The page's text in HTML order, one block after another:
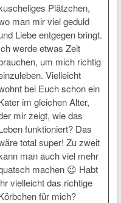
Plätzchen,
man mir viel geduld
Liebe entgegen bringt.
werde etwas Zeit
um mich richtig
Vielleicht
bei Euch schon ein
im gleichen Alter,
mir zeigt, wie das
funktioniert? Das
total super! Zu zweit
man auch viel mehr
machen 😉 Habt
vielleicht das richtige
für mich?